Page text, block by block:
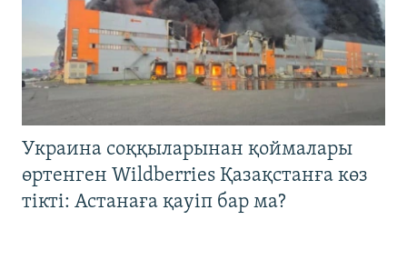
Украина соққыларынан қоймалары
өртенген Wildberries Қазақстанға көз
тікті: Астанаға қауіп бар ма?